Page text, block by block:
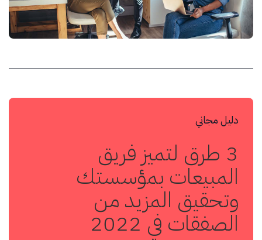
دليل مجاني
3 طرق لتميز فريق
المبيعات بمؤسستك
وتحقيق المزيد من
الصفقات في 2022